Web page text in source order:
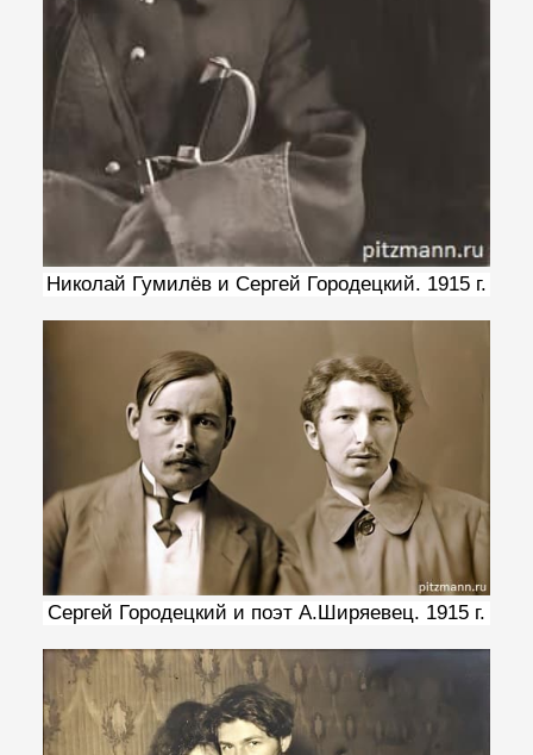
Николай Гумилёв и Сергей Городецкий. 1915 г.
Сергей Городецкий и поэт А.Ширяевец. 1915 г.